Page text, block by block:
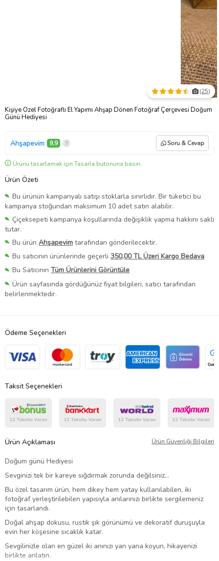
Kişiye Özel Fotoğraflı El Yapımı Ahşap Dönen Fotoğraf Çerçevesi Doğum
Günü Hediyesi
(25)
Ahşapevim 9,9 Soru & Cevap
Ürünü tasarlamak için Tasarla butonuna basın.
Ürün Özeti
Bu ürünün kampanyalı satışı stoklarla sınırlıdır. Bir tüketici bu
kampanya stoğundan maksimum 10 adet satın alabilir.
Çiçeksepeti kampanya koşullarında değişiklik yapma hakkını saklı
tutar.
Bu ürün Ahşapevim tarafından gönderilecektir.
Bu satıcının ürünlerinde geçerli 350,00 TL Üzeri Kargo Bedava
Bu Satıcının Tüm Ürünlerini Görüntüle
Ürün sayfasında gördüğünüz fiyat bilgileri, satıcı tarafından
belirlenmektedir.
Ödeme Seçenekleri
Taksit Seçenekleri
Ürün Açıklaması Ürün Güvenliği Bilgileri
Doğum günü Hediyesi
Sevginizi tek bir kareye sığdırmak zorunda değilsiniz…
Bu özel tasarım ürün, hem dikey hem yatay kullanılabilen, iki
fotoğraf yerleştirilebilen yapısıyla anılarınızı birlikte sergilemeniz
için tasarlandı.
Doğal ahşap dokusu, rustik şık görünümü ve dekoratif duruşuyla
evin her köşesine sıcaklık katar.
Sevgilinizle olan en güzel iki anınızı yan yana koyun, hikayenizi
birlikte anlatın.